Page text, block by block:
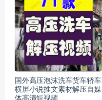
国外高压泡沫洗车货车轿车
横屏小说推文素材解压自媒
体高清短视频